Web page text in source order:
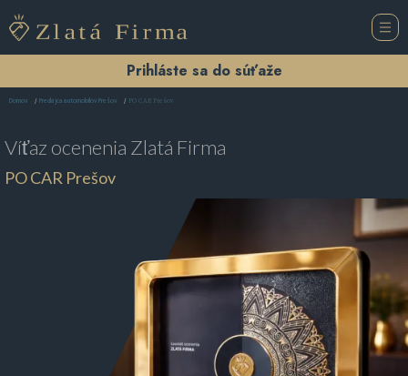
Prihláste sa do súťaže
Domov Predajca automobilov Prešov PO CAR Prešov
Víťaz ocenenia Zlatá Firma
PO CAR Prešov